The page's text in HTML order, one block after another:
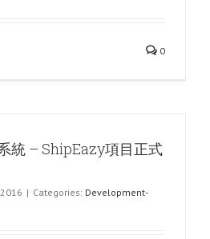
0
統 – ShipEazy項目正式
| Categories: Development-